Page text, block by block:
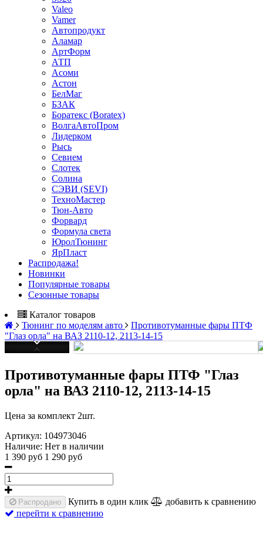
Valeo
Vamer
Автопродукт
Аламар
АртФорм
АТП
Асоми
Астон
БелМаг
БЗАК
Боратекс (Boratex)
ВолгаАвтоПром
Лидерком
Рысь
Севием
Слотек
Солина
СЭВИ (SEVI)
ТехноМастер
Тюн-Авто
Форвард
Формула света
ЮролТюнинг
ЯрПласт
Распродажа!
Новинки
Популярные товары
Сезонные товары
Каталог товаров
Тюнинг по моделям авто
Противотуманные фары ПТФ
"Глаз орла" на ВАЗ 2110-12, 2113-14-15
Противотуманные фары ПТФ "Глаз
орла" на ВАЗ 2110-12, 2113-14-15
Цена за комплект 2шт.
Артикул: 104973046
Наличие: Нет в наличии
1 390 руб 1 290 руб
Распродано Купить в один клик
добавить к сравнению
перейти к сравнению